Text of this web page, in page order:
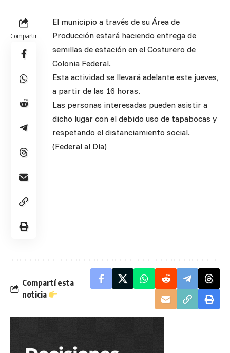
Compartir
El municipio a través de su Área de
Producción estará haciendo entrega de
semillas de estación en el Costurero de
Colonia Federal.
Esta actividad se llevará adelante este jueves,
a partir de las 16 horas.
Las personas interesadas pueden asistir a
dicho lugar con el debido uso de tapabocas y
respetando el distanciamiento social.
(Federal al Día)
Compartí esta
noticia